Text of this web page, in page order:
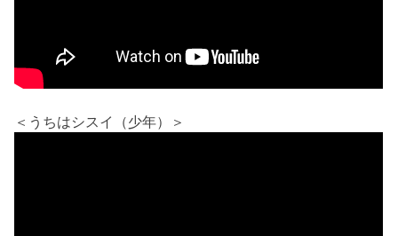
＜うちはシスイ（少年）＞